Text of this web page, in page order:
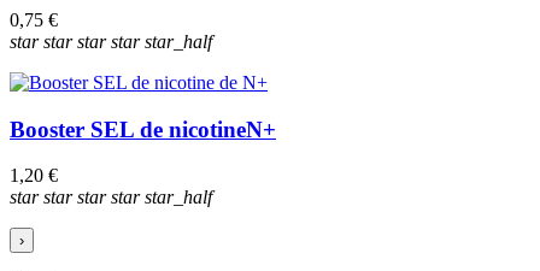
0,75 €
starstarstarstarstar_half
Booster SEL de nicotineN+
1,20 €
starstarstarstarstar_half
›